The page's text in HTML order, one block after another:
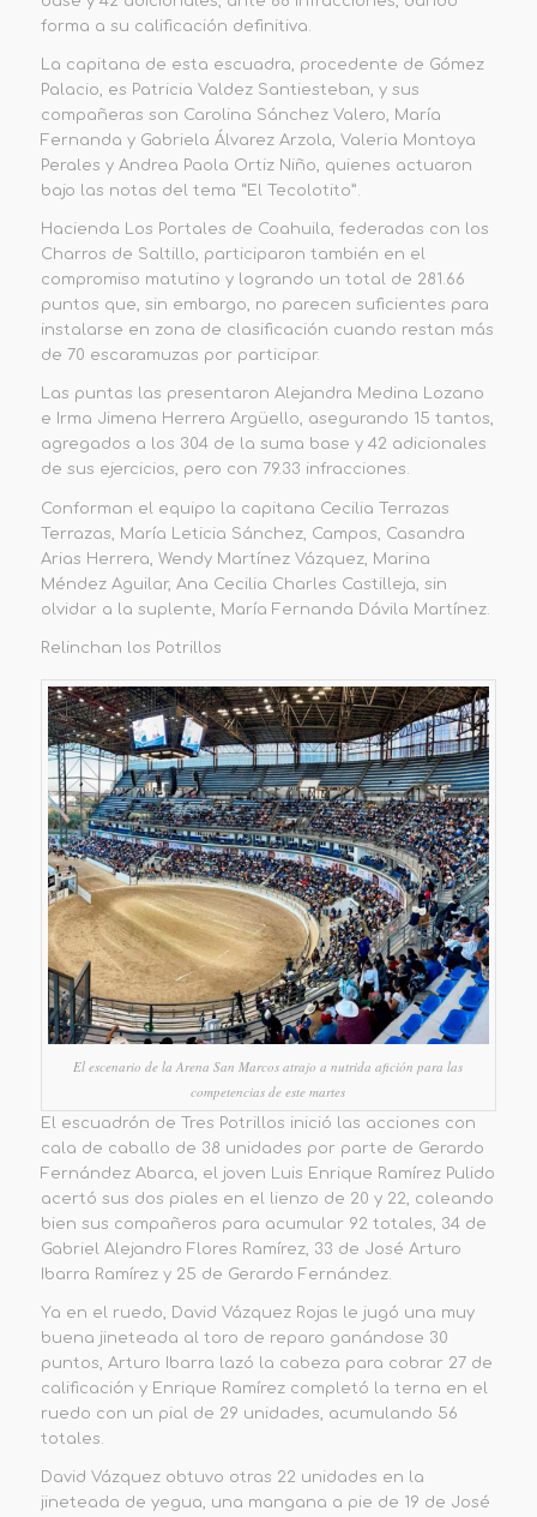
forma a su calificación definitiva.
La capitana de esta escuadra, procedente de Gómez
Palacio, es Patricia Valdez Santiesteban, y sus
compañeras son Carolina Sánchez Valero, María
Fernanda y Gabriela Álvarez Arzola, Valeria Montoya
Perales y Andrea Paola Ortiz Niño, quienes actuaron
bajo las notas del tema “El Tecolotito”.
Hacienda Los Portales de Coahuila, federadas con los
Charros de Saltillo, participaron también en el
compromiso matutino y logrando un total de 281.66
puntos que, sin embargo, no parecen suficientes para
instalarse en zona de clasificación cuando restan más
de 70 escaramuzas por participar.
Las puntas las presentaron Alejandra Medina Lozano
e Irma Jimena Herrera Argüello, asegurando 15 tantos,
agregados a los 304 de la suma base y 42 adicionales
de sus ejercicios, pero con 79.33 infracciones.
Conforman el equipo la capitana Cecilia Terrazas
Terrazas, María Leticia Sánchez, Campos, Casandra
Arias Herrera, Wendy Martínez Vázquez, Marina
Méndez Aguilar, Ana Cecilia Charles Castilleja, sin
olvidar a la suplente, María Fernanda Dávila Martínez.
Relinchan los Potrillos
El escenario de la Arena San Marcos atrajo a nutrida afición para las
competencias de este martes
El escuadrón de Tres Potrillos inició las acciones con
cala de caballo de 38 unidades por parte de Gerardo
Fernández Abarca, el joven Luis Enrique Ramírez Pulido
acertó sus dos piales en el lienzo de 20 y 22, coleando
bien sus compañeros para acumular 92 totales, 34 de
Gabriel Alejandro Flores Ramírez, 33 de José Arturo
Ibarra Ramírez y 25 de Gerardo Fernández.
Ya en el ruedo, David Vázquez Rojas le jugó una muy
buena jineteada al toro de reparo ganándose 30
puntos, Arturo Ibarra lazó la cabeza para cobrar 27 de
calificación y Enrique Ramírez completó la terna en el
ruedo con un pial de 29 unidades, acumulando 56
totales.
David Vázquez obtuvo otras 22 unidades en la
jineteada de yegua, una mangana a pie de 19 de José